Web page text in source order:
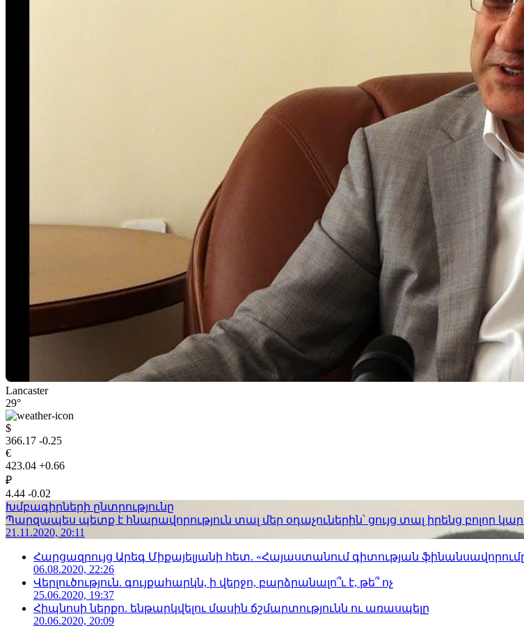
Lancaster
29°
$
366.17 -0.25
€
423.04 +0.66
₽
4.44 -0.02
Խմբագիրների ընտրությունը
Պարզապես պետք է հնարավորություն տալ մեր օդաչուներին՝ ցույց տալ իրենց բոլոր
21.11.2020, 20:11
Հարցազրույց Արեգ Միքայելյանի հետ. «Հայաստանում գիտության
06.08.2020, 22:26
Վերլուծություն. գույքահարկն, ի վերջո, բարձրանալո՞ւ է, թե՞ ոչ
25.06.2020, 19:37
Հիպնոսի ներքո. ենթարկվելու մասին ճշմարտությունն ու առասպելը
20.06.2020, 20:09